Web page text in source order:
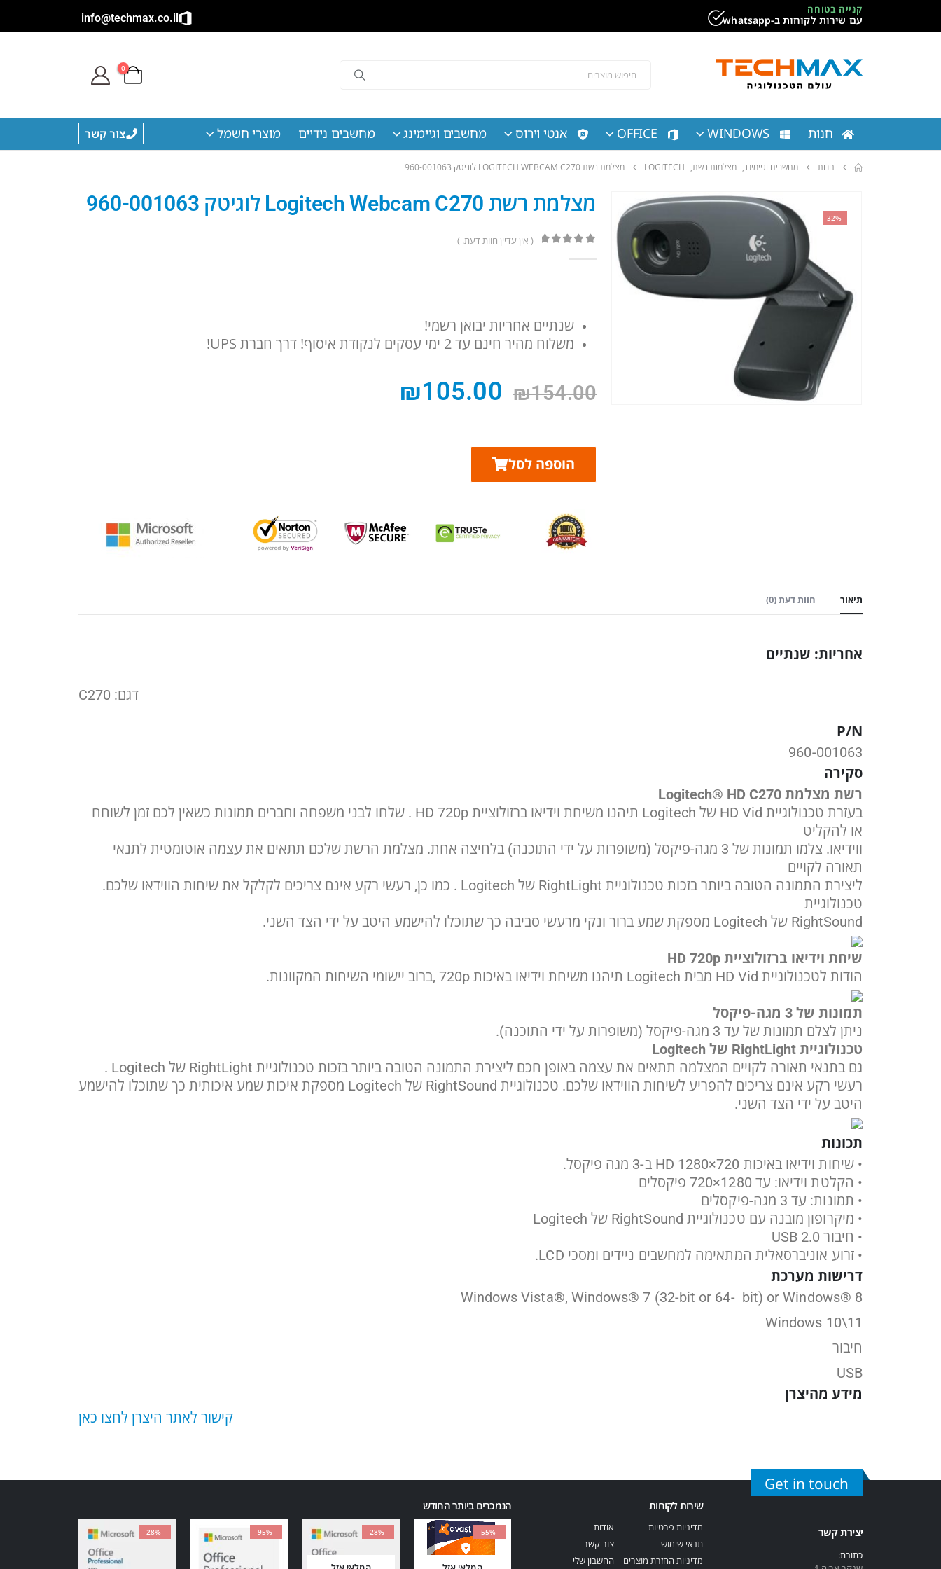
קנייה בטוחה
עם שירות לקוחות ב-whatsapp info@techmax.co.il
0
חנות WINDOWS
OFFICE אנטי וירוס מחשבים וגיימינג מחשבים נידיים מוצרי חשמל צור קשר
חנות מחשבים וגיימינג, מצלמות רשת,
LOGITECH מצלמת רשת LOGITECH WEBCAM C270 לוגיטק 960-001063
-32%
מצלמת רשת Logitech Webcam C270 לוגיטק 960-001063
( אין עדיין חוות דעת. )
שנתיים אחריות יבואן רשמי!
משלוח מהיר חינם עד 2 ימי עסקים לנקודת איסוף! דרך חברת UPS!
₪154.00
₪105.00
הוספה לסל
תיאור חוות דעת (0)
אחריות: שנתיים
דגם: C270
P/N
960-001063
סקירה
רשת מצלמת Logitech® HD C270
בעזרת טכנולוגיית HD Vid של Logitech תיהנו משיחת וידיאו ברזולוציית HD 720p . שלחו לבני משפחה וחברים תמונות כשאין לכם זמן לשוחח
או להקליט
ווידיאו. צלמו תמונות של 3 מגה-פיקסל (משופרות על ידי התוכנה) בלחיצה אחת. מצלמת הרשת שלכם תתאים את עצמה אוטומטית לתנאי
תאורה לקויים
ליצירת התמונה הטובה ביותר בזכות טכנולוגיית RightLight של Logitech . כמו כן, רעשי רקע אינם צריכים לקלקל את שיחות הווידאו שלכם.
טכנולוגיית
RightSound של Logitech מספקת שמע ברור ונקי מרעשי סביבה כך שתוכלו להישמע היטב על ידי הצד השני.
שיחת וידיאו ברזולוציית HD 720p
הודות לטכנולוגיית HD Vid מבית Logitech תיהנו משיחת וידיאו באיכות 720p ,ברוב יישומי השיחות המקוונות.
תמונות של 3 מגה-פיקסל
ניתן לצלם תמונות של עד 3 מגה-פיקסל (משופרות על ידי התוכנה).
טכנולוגיית RightLight של Logitech
גם בתנאי תאורה לקויים המצלמה תתאים את עצמה באופן חכם ליצירת התמונה הטובה ביותר בזכות טכנולוגיית RightLight של Logitech .
רעשי רקע אינם צריכים להפריע לשיחות הווידאו שלכם. טכנולוגיית RightSound של Logitech מספקת איכות שמע איכותית כך שתוכלו להישמע
היטב על ידי הצד השני.
תכונות
• שיחות וידיאו באיכות HD 1280×720 ב-3 מגה פיקסל.
• הקלטת וידיאו: עד 1280×720 פיקסלים
• תמונות: עד 3 מגה-פיקסלים
• מיקרופון מובנה עם טכנולוגיית RightSound של Logitech
• חיבור USB 2.0
• זרוע אוניברסאלית המתאימה למחשבים ניידים ומסכי LCD.
דרישות מערכת
Windows Vista®, Windows® 7 (32-bit or 64- bit) or Windows® 8
Windows 10\11
חיבור
USB
מידע מהיצרן
קישור לאתר היצרן לחצו כאן
Get in touch
יצירת קשר
כתובת:
שירות לקוחות
מדיניות פרטיות
תנאי שימוש
מדיניות החזרת מוצרים
אודות
צור קשר
החשבון שלי
הנמכרים ביותר החודש
-55%
-28%
-95%
-28%